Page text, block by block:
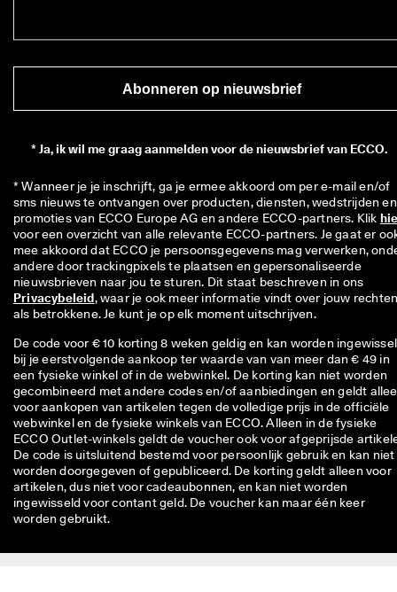
Abonneren op nieuwsbrief
* Ja, ik wil me graag aanmelden voor de nieuwsbrief van ECCO.
* Wanneer je je inschrijft, ga je ermee akkoord om per e-mail en/of
sms nieuws te ontvangen over producten, diensten, wedstrijden en
promoties van ECCO Europe AG en andere ECCO-partners. Klik
voor een overzicht van alle relevante ECCO-partners. Je gaat er
mee akkoord dat ECCO je persoonsgegevens mag verwerken,
andere door trackingpixels te plaatsen en gepersonaliseerde
Privacybeleid, waar je ook meer informatie vindt over jouw
als betrokkene. Je kunt je op elk moment uitschrijven.
De code voor € 10 korting 8 weken geldig en kan worden
bij je eerstvolgende aankoop ter waarde van van meer dan € 49 in
een fysieke winkel of in de webwinkel. De korting kan niet worden
gecombineerd met andere codes en/of aanbiedingen en geldt
voor aankopen van artikelen tegen de volledige prijs in de officiële
webwinkel en de fysieke winkels van ECCO. Alleen in de fysieke
ECCO Outlet-winkels geldt de voucher ook voor afgeprijsde
De code is uitsluitend bestemd voor persoonlijk gebruik en kan niet
worden doorgegeven of gepubliceerd. De korting geldt alleen voor
artikelen, dus niet voor cadeaubonnen, en kan niet worden
ingewisseld voor contant geld. De voucher kan maar één keer
worden gebruikt.